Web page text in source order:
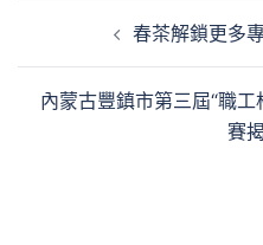
覽
春茶解鎖更多
內蒙古豐鎮市第三屆“職
賽